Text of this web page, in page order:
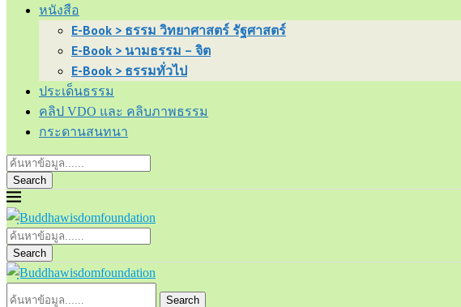
หนังสือ
E-Book > ธรรม วิทยาศาสตร์ รัฐศาสตร์
E-Book > นามธรรม – จิต
E-Book > ธรรมทั่วไป
ประเด็นธรรม
คลิป VDO และ คลิบภาพธรรม
กระดานสนทนา
Search
Search
Search